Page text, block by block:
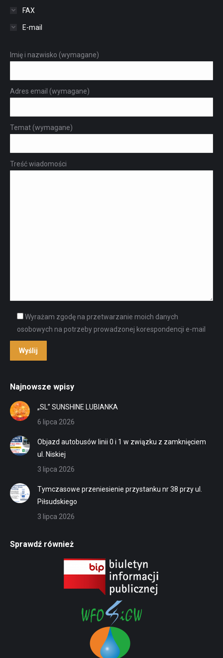
FAX
E-mail
Imię i nazwisko (wymagane)
Adres email (wymagane)
Temat (wymagane)
Treść wiadomości
Wyrażam zgodę na przetwarzanie moich danych
osobowych na potrzeby prowadzonej korespondencji e-mail
Najnowsze wpisy
„SL” SUNSHINE LUBIANKA
6 lipca 2026
Objazd autobusów linii 0 i 1 w związku z zamknięciem
ul. Niskiej
3 lipca 2026
Tymczasowe przeniesienie przystanku nr 38 przy ul.
Piłsudskiego
3 lipca 2026
Sprawdź również